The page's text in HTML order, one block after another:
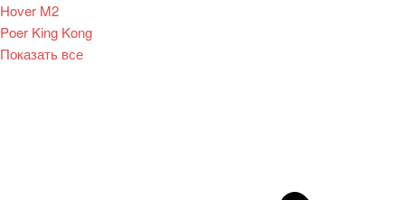
Hover M2
Poer King Kong
Показать все